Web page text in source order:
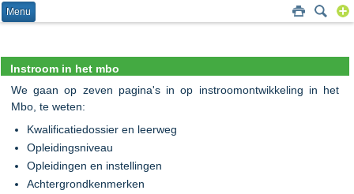
Menu
Instroom in het mbo
We gaan op zeven pagina's in op instroomontwikkeling in het
Mbo, te weten:
Kwalificatiedossier en leerweg
Opleidingsniveau
Opleidingen en instellingen
Achtergrondkenmerken